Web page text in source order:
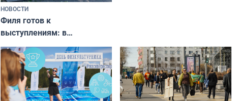
НОВОСТИ
Филя готов к
выступлениям: в
мурманском океанариуме
рассказали о состоянии
тюленей